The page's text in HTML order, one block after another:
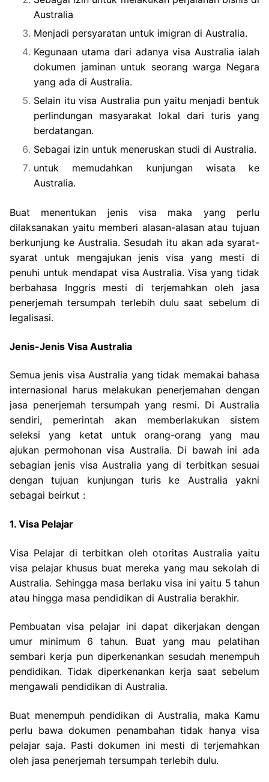
Australia
Menjadi persyaratan untuk imigran di Australia.
Kegunaan utama dari adanya visa Australia ialah
dokumen jaminan untuk seorang warga Negara
yang ada di Australia.
Selain itu visa Australia pun yaitu menjadi bentuk
perlindungan masyarakat lokal dari turis yang
berdatangan.
Sebagai izin untuk meneruskan studi di Australia.
untuk memudahkan kunjungan wisata ke
Australia.
Buat menentukan jenis visa maka yang perlu
dilaksanakan yaitu memberi alasan-alasan atau tujuan
berkunjung ke Australia. Sesudah itu akan ada syarat-
syarat untuk mengajukan jenis visa yang mesti di
penuhi untuk mendapat visa Australia. Visa yang tidak
berbahasa Inggris mesti di terjemahkan oleh jasa
penerjemah tersumpah terlebih dulu saat sebelum di
legalisasi.
Jenis-Jenis Visa Australia
Semua jenis visa Australia yang tidak memakai bahasa
internasional harus melakukan penerjemahan dengan
jasa penerjemah tersumpah yang resmi. Di Australia
sendiri, pemerintah akan memberlakukan sistem
seleksi yang ketat untuk orang-orang yang mau
ajukan permohonan visa Australia. Di bawah ini ada
sebagian jenis visa Australia yang di terbitkan sesuai
dengan tujuan kunjungan turis ke Australia yakni
sebagai beirkut :
1. Visa Pelajar
Visa Pelajar di terbitkan oleh otoritas Australia yaitu
visa pelajar khusus buat mereka yang mau sekolah di
Australia. Sehingga masa berlaku visa ini yaitu 5 tahun
atau hingga masa pendidikan di Australia berakhir.
Pembuatan visa pelajar ini dapat dikerjakan dengan
umur minimum 6 tahun. Buat yang mau pelatihan
sembari kerja pun diperkenankan sesudah menempuh
pendidikan. Tidak diperkenankan kerja saat sebelum
mengawali pendidikan di Australia.
Buat menempuh pendidikan di Australia, maka Kamu
perlu bawa dokumen penambahan tidak hanya visa
pelajar saja. Pasti dokumen ini mesti di terjemahkan
oleh jasa penerjemah tersumpah terlebih dulu.